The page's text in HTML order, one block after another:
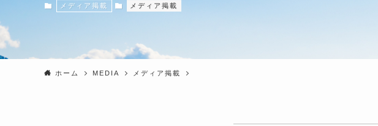
メディア掲載 メディア掲載
ホーム MEDIA メディア掲載